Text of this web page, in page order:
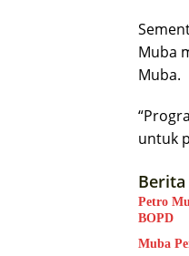
Muba
Muba.
untuk
Petro
BOPD
Muba